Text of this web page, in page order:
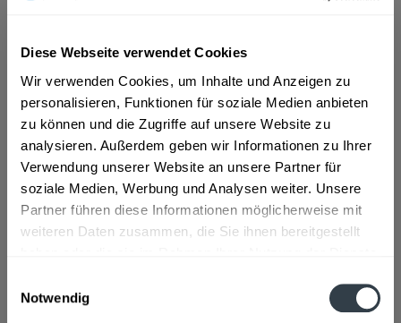
Diese Webseite verwendet Cookies
Wir verwenden Cookies, um Inhalte und Anzeigen zu
personalisieren, Funktionen für soziale Medien anbieten
zu können und die Zugriffe auf unsere Website zu
analysieren. Außerdem geben wir Informationen zu Ihrer
Verwendung unserer Website an unsere Partner für
soziale Medien, Werbung und Analysen weiter. Unsere
Partner führen diese Informationen möglicherweise mit
weiteren Daten zusammen, die Sie ihnen bereitgestellt
Notwendig
MEHRWEG
+3,10 € Pfand
In denWarenkorb
Artikel-Nr.:
26641
Verfügbar in:
Beschreibung